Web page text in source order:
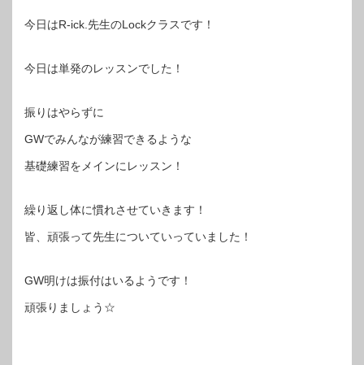
今日はR-ick.先生のLockクラスです！
今日は単発のレッスンでした！
振りはやらずに
GWでみんなが練習できるような
基礎練習をメインにレッスン！
繰り返し体に慣れさせていきます！
皆、頑張って先生についていっていました！
GW明けは振付はいるようです！
頑張りましょう☆